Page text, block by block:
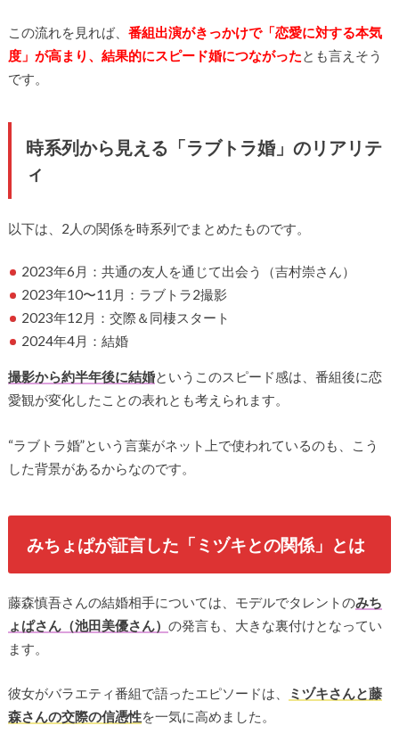
この流れを見れば、 番組出演がきっかけで「恋愛に対する本気
度」が高まり、結果的にスピード婚につながったとも言えそう
です。
時系列から見える「ラブトラ婚」のリアリテ
ィ
以下は、2人の関係を時系列でまとめたものです。
2023年6月：共通の友人を通じて出会う（吉村崇さん）
2023年10〜11月：ラブトラ2撮影
2023年12月：交際＆同棲スタート
2024年4月：結婚
撮影から約半年後に結婚というこのスピード感は、番組後に恋
愛観が変化したことの表れとも考えられます。
“ラブトラ婚”という言葉がネット上で使われているのも、こう
した背景があるからなのです。
みちょぱが証言した「ミヅキとの関係」とは
藤森慎吾さんの結婚相手については、モデルでタレントのみち
ょぱさん（池田美優さん） の発言も、大きな裏付けとなってい
ます。
彼女がバラエティ番組で語ったエピソードは、
ミヅキさんと藤
森さんの交際の信憑性を一気に高めました。